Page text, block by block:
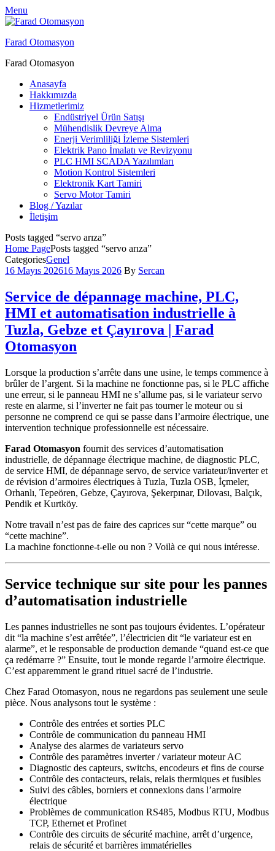
Menu
Farad Otomasyon
Farad Otomasyon
Anasayfa
Hakkımızda
Hizmetlerimiz
Endüstriyel Ürün Satışı
Mühendislik Devreye Alma
Enerji Verimliliği İzleme Sistemleri
Elektrik Pano İmalatı ve Revizyonu
PLC HMI SCADA Yazılımları
Motion Kontrol Sistemleri
Elektronik Kart Tamiri
Servo Motor Tamiri
Blog / Yazılar
İletişim
Posts tagged “servo arıza”
Home PagePosts tagged “servo arıza”
CategoriesGenel
16 Mayıs 202616 Mayıs 2026 By Sercan
Service de dépannage machine, PLC,
HMI et automatisation industrielle à
Tuzla, Gebze et Çayırova | Farad
Otomasyon
Lorsque la production s’arrête dans une usine, le temps commence à
brûler de l’argent. Si la machine ne fonctionne pas, si le PLC affiche
une erreur, si le panneau HMI ne s’allume pas, si le variateur servo
reste en alarme, si l’inverter ne fait pas tourner le moteur ou si
personne ne comprend ce qui se passe dans l’armoire électrique, une
intervention technique professionnelle est nécessaire.
Farad Otomasyon fournit des services d’automatisation
industrielle, de dépannage électrique machine, de diagnostic PLC,
de service HMI, de dépannage servo, de service variateur/inverter et
de révision d’armoires électriques à Tuzla, Tuzla OSB, İçmeler,
Orhanlı, Tepeören, Gebze, Çayırova, Şekerpınar, Dilovası, Balçık,
Pendik et Kurtköy.
Notre travail n’est pas de faire des caprices sur “cette marque” ou
“cette machine”.
La machine fonctionne-t-elle ou non ? Voilà ce qui nous intéresse.
Service technique sur site pour les pannes
d’automatisation industrielle
Les pannes industrielles ne sont pas toujours évidentes. L’opérateur
dit “la machine s’est arrêtée”, l’électricien dit “le variateur est en
alarme”, et le responsable de production demande “quand est-ce que
ça redémarre ?” Ensuite, tout le monde regarde l’armoire électrique.
C’est apparemment le grand rituel sacré de l’industrie.
Chez Farad Otomasyon, nous ne regardons pas seulement une seule
pièce. Nous analysons tout le système :
Contrôle des entrées et sorties PLC
Contrôle de communication du panneau HMI
Analyse des alarmes de variateurs servo
Contrôle des paramètres inverter / variateur moteur AC
Diagnostic des capteurs, switchs, encodeurs et fins de course
Contrôle des contacteurs, relais, relais thermiques et fusibles
Suivi des câbles, borniers et connexions dans l’armoire
électrique
Problèmes de communication RS485, Modbus RTU, Modbus
TCP, Ethernet et Profinet
Contrôle des circuits de sécurité machine, arrêt d’urgence,
relais de sécurité et barrières immatérielles